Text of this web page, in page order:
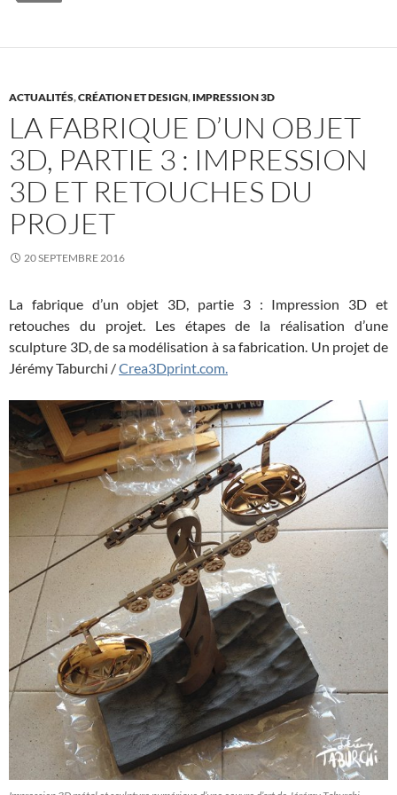
ACTUALITÉS,CRÉATION ET DESIGN, IMPRESSION 3D
LA FABRIQUE D’UN OBJET
3D, PARTIE 3 : IMPRESSION
3D ET RETOUCHES DU
PROJET
20 SEPTEMBRE 2016
La fabrique d’un objet 3D, partie 3 : Impression 3D et
retouches du projet. Les étapes de la réalisation d’une
sculpture 3D, de sa modélisation à sa fabrication. Un projet de
Jérémy Taburchi /Crea3Dprint.com.